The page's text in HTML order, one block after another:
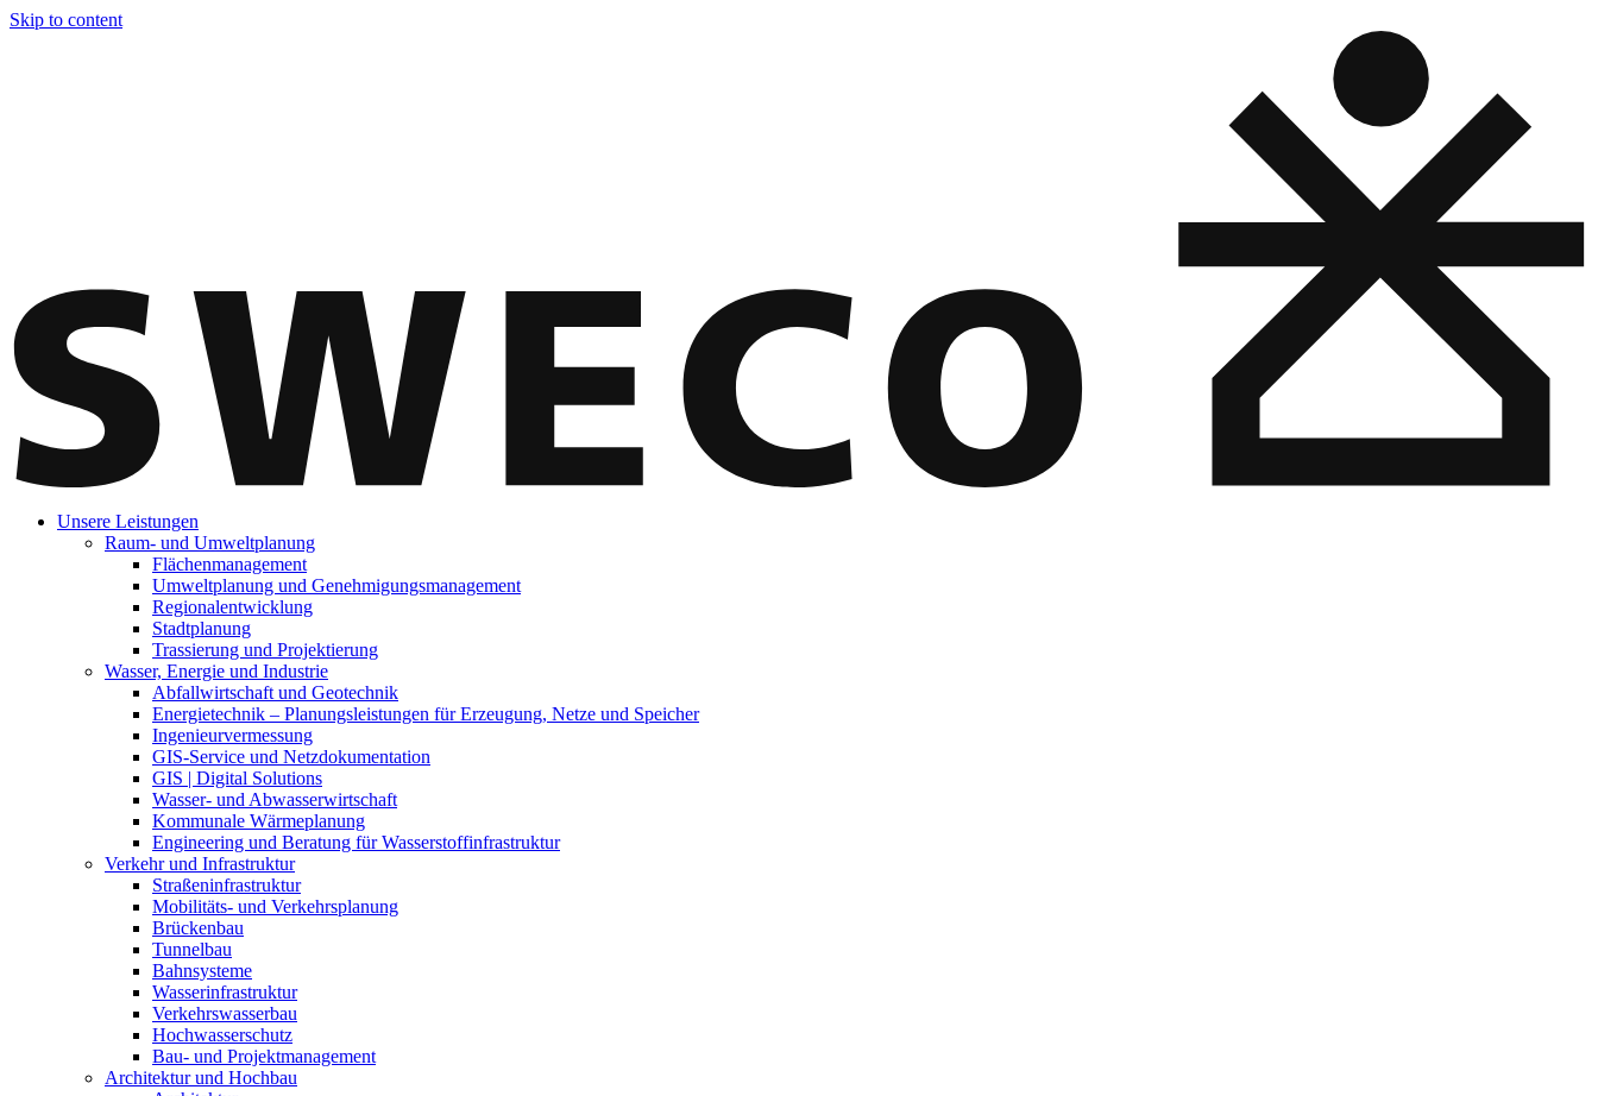
Skip to content
Unsere Leistungen
Raum- und Umweltplanung
Flächenmanagement
Umweltplanung und Genehmigungsmanagement
Regionalentwicklung
Stadtplanung
Trassierung und Projektierung
Wasser, Energie und Industrie
Abfallwirtschaft und Geotechnik
Energietechnik – Planungsleistungen für Erzeugung, Netze und Speicher
Ingenieurvermessung
GIS-Service und Netzdokumentation
GIS | Digital Solutions
Wasser- und Abwasserwirtschaft
Kommunale Wärmeplanung
Engineering und Beratung für Wasserstoffinfrastruktur
Verkehr und Infrastruktur
Straßeninfrastruktur
Mobilitäts- und Verkehrsplanung
Brückenbau
Tunnelbau
Bahnsysteme
Wasserinfrastruktur
Verkehrswasserbau
Hochwasserschutz
Bau- und Projektmanagement
Architektur und Hochbau